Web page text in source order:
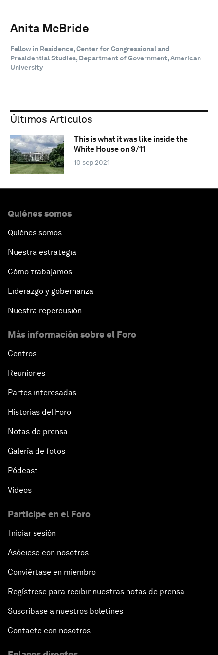
Anita McBride
Fellow in Residence, Center for Congressional and
Presidential Studies, Department of Government, American
University
Últimos Artículos
This is what it was like inside the
White House on 9/11
10 sep 2021
Quiénes somos
Quiénes somos
Nuestra estrategia
Cómo trabajamos
Liderazgo y gobernanza
Nuestra repercusión
Más información sobre el Foro
Centros
Reuniones
Partes interesadas
Historias del Foro
Notas de prensa
Galería de fotos
Pódcast
Vídeos
Participe en el Foro
Iniciar sesión
Asóciese con nosotros
Conviértase en miembro
Regístrese para recibir nuestras notas de prensa
Suscríbase a nuestros boletines
Contacte con nosotros